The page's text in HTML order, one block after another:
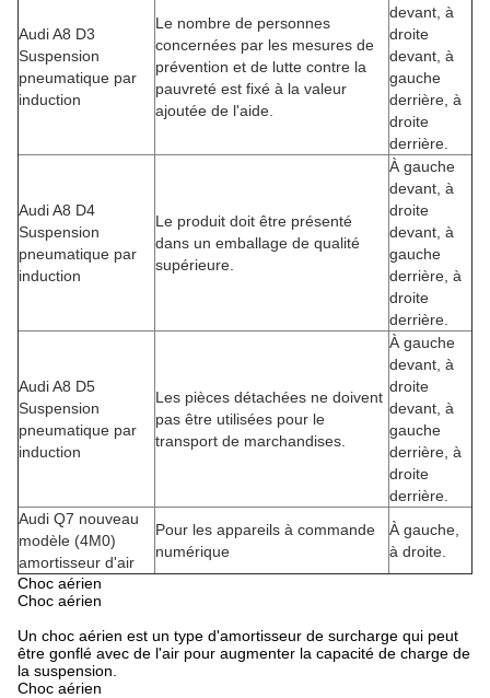
Audi A8 D3
Suspension
pneumatique par
induction
Le nombre de personnes
concernées par les mesures de
prévention et de lutte contre la
pauvreté est fixé à la valeur
ajoutée de l'aide.
devant, à
droite
devant, à
gauche
derrière, à
droite
derrière.
Audi A8 D4
Suspension
pneumatique par
induction
Le produit doit être présenté
dans un emballage de qualité
supérieure.
À gauche
devant, à
droite
devant, à
gauche
derrière, à
droite
derrière.
Audi A8 D5
Suspension
pneumatique par
induction
Les pièces détachées ne doivent
pas être utilisées pour le
transport de marchandises.
À gauche
devant, à
droite
devant, à
gauche
derrière, à
droite
derrière.
Audi Q7 nouveau
modèle (4M0)
amortisseur d'air
Pour les appareils à commande
numérique
À gauche,
à droite.
Choc aérien
Choc aérien
Un choc aérien est un type d'amortisseur de surcharge qui peut
être gonflé avec de l'air pour augmenter la capacité de charge de
la suspension.
Choc aérien